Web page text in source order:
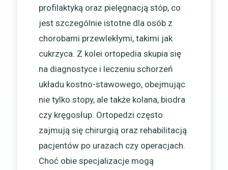
profilaktyką oraz pielęgnacją stóp, co
jest szczególnie istotne dla osób z
chorobami przewlekłymi, takimi jak
cukrzyca. Z kolei ortopedia skupia się
na diagnostyce i leczeniu schorzeń
układu kostno-stawowego, obejmując
nie tylko stopy, ale także kolana, biodra
czy kręgosłup. Ortopedzi często
zajmują się chirurgią oraz rehabilitacją
pacjentów po urazach czy operacjach.
Choć obie specjalizacje mogą